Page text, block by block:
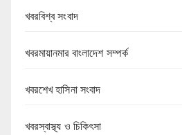
খবরবিশ্ব সংবাদ
খবরমায়ানমার বাংলাদেশ সম্পর্ক
খবরশেখ হাসিনা সংবাদ
খবরস্বাস্থ্য ও চিকিৎসা